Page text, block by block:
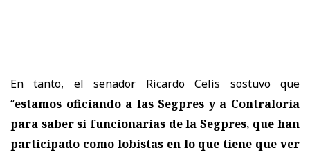
En tanto, el senador Ricardo Celis sostuvo que
“estamos oficiando a las Segpres y a Contraloría
para saber si funcionarias de la Segpres, que han
participado como lobistas en lo que tiene que ver